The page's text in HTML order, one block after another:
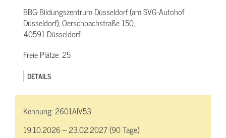
BBG-Bildungszentrum Düsseldorf (am SVG-Autohof
Düsseldorf), Oerschbachstraße 150,
40591 Düsseldorf
Freie Plätze:25
DETAILS
Kennung:2601AIV53
19.10.2026 – 23.02.2027 (90 Tage)